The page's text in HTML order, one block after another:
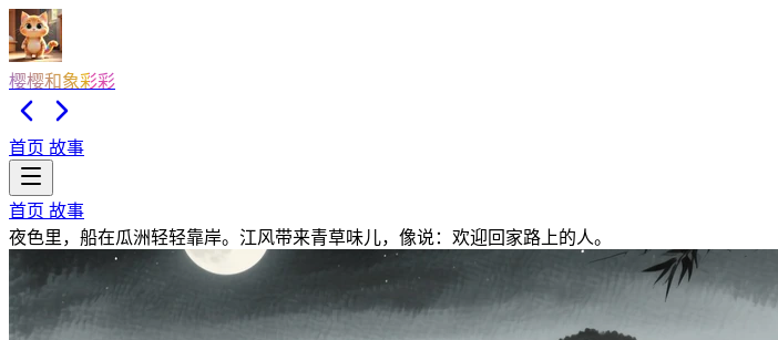
樱樱和象彩彩
首页 故事
首页 故事
夜色里，船在瓜洲轻轻靠岸。江风带来青草味儿，像说：欢迎回家路上的人。